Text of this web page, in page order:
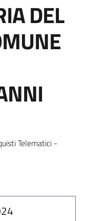
DEL
Telematici -